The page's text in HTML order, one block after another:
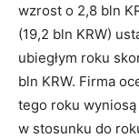
wzrost o 2,8 bln
(19,2 bln KRW)
ubiegłym roku
bln KRW. Firma
tego roku wyniosą
w stosunku do